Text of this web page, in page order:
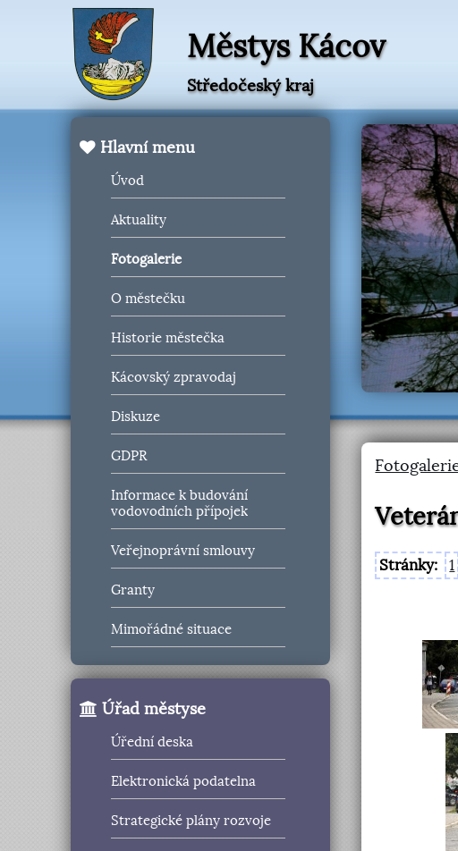
Městys Kácov
Středočeský kraj
Hlavní menu
Úvod
Aktuality
Fotogalerie
O městečku
Historie městečka
Kácovský zpravodaj
Diskuze
GDPR
Informace k budování
vodovodních přípojek
Veřejnoprávní smlouvy
Granty
Mimořádné situace
Úřad městyse
Úřední deska
Elektronická podatelna
Strategické plány rozvoje
Stránky: 1